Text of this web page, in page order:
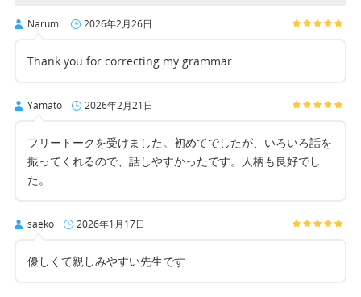
Narumi 2026年2月26日
Thank you for correcting my grammar.
Yamato 2026年2月21日
フリートークを受けました。初めてでしたが、いろいろ話を
振ってくれるので、話しやすかったです。人柄も良好でし
た。
saeko 2026年1月17日
優しくて親しみやすい先生です